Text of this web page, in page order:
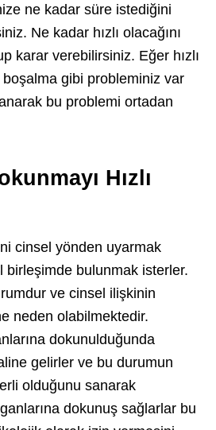
ne kadar süre istediğini
Ne kadar hızlı olacağını
karar verebilirsiniz. Eğer hızlı
gibi probleminiz var
bu problemi ortadan
Hızlı
cinsel yönden uyarmak
birleşimde bulunmak isterler.
ve cinsel ilişkinin
neden olabilmektedir.
dokunulduğunda
gelirler ve bu durumun
olduğunu sanarak
dokunuş sağlarlar bu